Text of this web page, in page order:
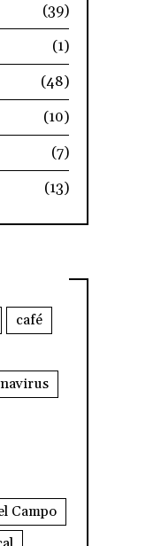
(39)
(1)
(48)
(10)
(7)
(13)
café
Campo